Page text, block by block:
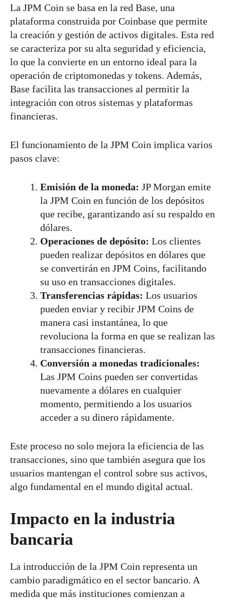
La JPM Coin se basa en la red Base, una
plataforma construida por Coinbase que permite
la creación y gestión de activos digitales. Esta red
se caracteriza por su alta seguridad y eficiencia,
lo que la convierte en un entorno ideal para la
operación de criptomonedas y tokens. Además,
Base facilita las transacciones al permitir la
integración con otros sistemas y plataformas
financieras.
El funcionamiento de la JPM Coin implica varios
pasos clave:
Emisión de la moneda: JP Morgan emite
la JPM Coin en función de los depósitos
que recibe, garantizando así su respaldo en
dólares.
Operaciones de depósito: Los clientes
pueden realizar depósitos en dólares que
se convertirán en JPM Coins, facilitando
su uso en transacciones digitales.
Transferencias rápidas: Los usuarios
pueden enviar y recibir JPM Coins de
manera casi instantánea, lo que
revoluciona la forma en que se realizan las
transacciones financieras.
Conversión a monedas tradicionales:
Las JPM Coins pueden ser convertidas
nuevamente a dólares en cualquier
momento, permitiendo a los usuarios
acceder a su dinero rápidamente.
Este proceso no solo mejora la eficiencia de las
transacciones, sino que también asegura que los
usuarios mantengan el control sobre sus activos,
algo fundamental en el mundo digital actual.
Impacto en la industria
bancaria
La introducción de la JPM Coin representa un
cambio paradigmático en el sector bancario. A
medida que más instituciones comienzan a